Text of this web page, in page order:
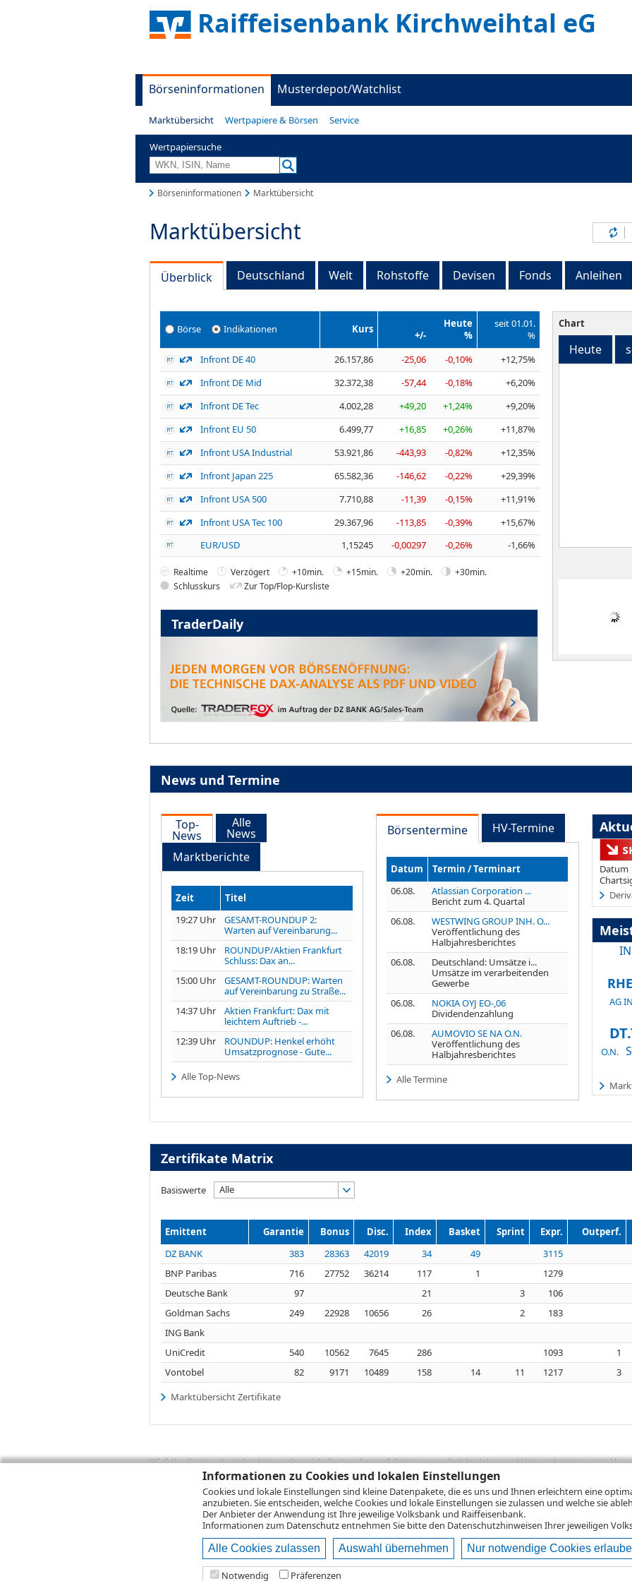
Informationen zu Cookies und lokalen Einstellungen
Cookies und lokale Einstellungen sind kleine Datenpakete, die es uns und Ihnen erleichtern eine
anzubieten. Sie entscheiden, welche Cookies und lokale Einstellungen sie zulassen und welche sie
Der Anbieter der Anwendung ist Ihre jeweilige Volksbank und Raiffeisenbank.
Informationen zum Datenschutzentnehmen Sie bitte den Datenschutzhinweisen Ihrer jeweiligen
Alle Cookies zulassen Auswahl übernehmen Nur notwendige Cookies
Notwendig Präferenzen
Raiffeisenbank Kirchweihtal eG
Börseninformationen Musterdepot/Watchlist
Marktübersicht Wertpapiere & Börsen Service
Wertpapiersuche
Börseninformationen Marktübersicht
Marktübersicht
Überblick Deutschland Welt Rohstoffe Devisen Fonds Anleihen
Börse Indikationen Kurs Heute
seit 01.01.
+/-
%
%
Infront DE 40
26.157,86 -25,06 -0,10%
+12,75%
Infront DE Mid
32.372,38 -57,44 -0,18%
+6,20%
Infront DE Tec
4.002,28 +49,20 +1,24%
+9,20%
Infront EU 50
6.499,77 +16,85 +0,26%
+11,87%
Infront USA Industrial
53.921,86 -443,93 -0,82%
+12,35%
Infront Japan 225
65.582,36 -146,62 -0,22%
+29,39%
Infront USA 500
7.710,88 -11,39 -0,15%
+11,91%
Infront USA Tec 100
29.367,96 -113,85 -0,39%
+15,67%
EUR/USD
1,15245 -0,00297 -0,26% -1,66%
Realtime Verzögert +10min. +15min. +20min.
+30min.
Schlusskurs
Zur Top/Flop-Kursliste
TraderDaily
Chart
Heute
News und Termine
Top-
News
Alle
News
Marktberichte
Zeit
Titel
19:27 Uhr
GESAMT-ROUNDUP 2:
Warten auf Vereinbarung...
18:19 Uhr
ROUNDUP/Aktien Frankfurt
Schluss: Dax an...
15:00 Uhr
GESAMT-ROUNDUP: Warten
auf Vereinbarung zu Straße...
14:37 Uhr
Aktien Frankfurt: Dax mit
leichtem Auftrieb -...
12:39 Uhr
ROUNDUP: Henkel erhöht
Umsatzprognose - Gute...
Alle Top-News
Börsentermine HV-Termine
Datum
Termin / Terminart
06.08.
Atlassian Corporation ...
Bericht zum 4. Quartal
06.08.
WESTWING GROUP INH. O...
Veröffentlichung des
Halbjahresberichtes
06.08.
Deutschland: Umsätze i...
Umsätze im verarbeitenden
Gewerbe
06.08.
NOKIA OYJ EO-,06
Dividendenzahlung
06.08.
AUMOVIO SE NA O.N.
Veröffentlichung des
Halbjahresberichtes
Alle Termine
Datum
AG
O.N.
Zertifikate Matrix
Basiswerte Alle
Emittent Garantie Bonus Disc. Index Basket Sprint Expr. Outperf.
DZ BANK
383 28363 42019 34 49 3115
BNP Paribas
716 27752 36214 117 1 1279
Deutsche Bank
97 21 3
106
Goldman Sachs
249 22928 10656 26 2 183
ING Bank
UniCredit
540 10562 7645 286 1093 1
Vontobel
82 9171 10489 158 14 11 1217 3
Marktübersicht Zertifikate
Wichtig:Es ist zu berücksichtigen, dass sich die Angaben auf die Vergangenheit beziehen und historische
zukünftige Ergebnisse darstellen. Bei Performanceangaben handelt es sich stets um Bruttowertangaben. Bei
Provisionen, Gebühren und andere Entgelte), die beim Erwerb von Wertpapieren in der Regel anfallen, nicht berücksichtigt.
Depotgebühren hinzu. Mit dem Wertentwicklungsrechner können Sie auf den einzelnen Wertpapierseiten Ihre individuell
Performance, die sich unter Berücksichtigung sämtlicher Transaktionskosten und etwaigen Depotgebühren ergibt,
kann die Rendite zudem infolge von Währungsschwankungen steigen oder fallen.
DZ BANK AGBitte beachten Sie dieNutzungsbedingungen Impressum Datenschutz
Hilfe